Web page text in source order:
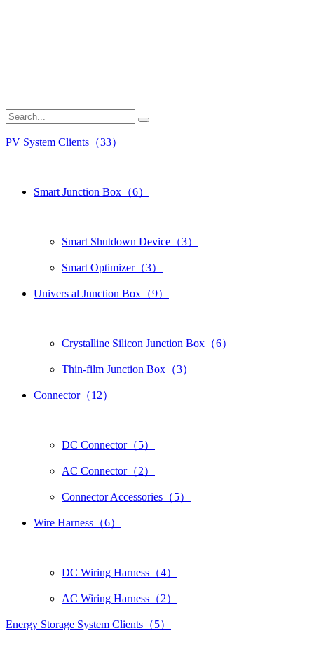
PV System Clients（33）
Smart Junction Box（6）
Smart Shutdown Device（3）
Smart Optimizer（3）
Univers al Junction Box（9）
Crystalline Silicon Junction Box（6）
Thin-film Junction Box（3）
Connector（12）
DC Connector（5）
AC Connector（2）
Connector Accessories（5）
Wire Harness（6）
DC Wiring Harness（4）
AC Wiring Harness（2）
Energy Storage System Clients（5）